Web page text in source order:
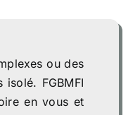
ou des
FGBMFI
en vous et